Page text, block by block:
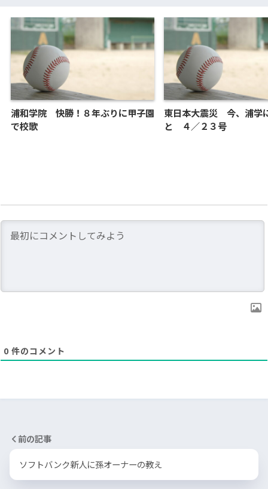
浦和学院 快勝！８年ぶりに甲子園
で校歌
東日本大震災 今、浦学
と ４／２３号
0 件のコメント
前の記事
ソフトバンク新人に孫オーナーの教え